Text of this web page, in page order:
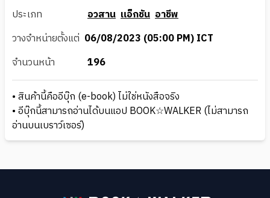
ประเภท
อวสาน แอ็กชัน อาชีพ
วางจำหน่ายตั้งแต่ 06/08/2023 (05:00 PM) ICT
จำนวนหน้า
196
• สินค้านี้คืออีบุ๊ก (e-book) ไม่ใช่หนังสือจริง
• อีบุ๊กนี้สามารถอ่านได้บนแอป BOOK☆WALKER (ไม่สามารถ
อ่านบนเบราว์เซอร์)